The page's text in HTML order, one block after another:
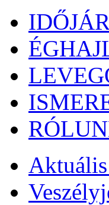
Aktuális